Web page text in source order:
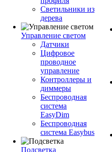
Светильники из
дерева
Управление светом
Датчики
Цифровое
проводное
управление
Контроллеры и
диммеры
Беспроводная
система
EasyDim
Беспроводная
система Easybus
Подсветка